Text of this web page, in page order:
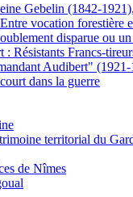
Gebelin (1842-
vocation forestière
disparue ou
: Résistants Francs-
Audibert" (1921-
dans la guerre
territorial du
de Nîmes